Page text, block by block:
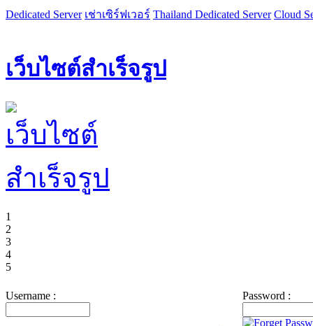
Dedicated Server เช่าเซิร์ฟเวอร์ Thailand Dedicated Server Cloud
เว็บไซต์สำเร็จรูป
1
2
3
4
5
Username : Password :